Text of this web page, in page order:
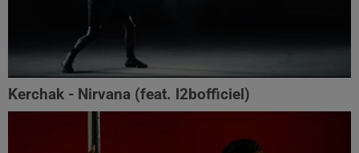
Kerchak - Nirvana (feat. ‪l2bofficiel‬)